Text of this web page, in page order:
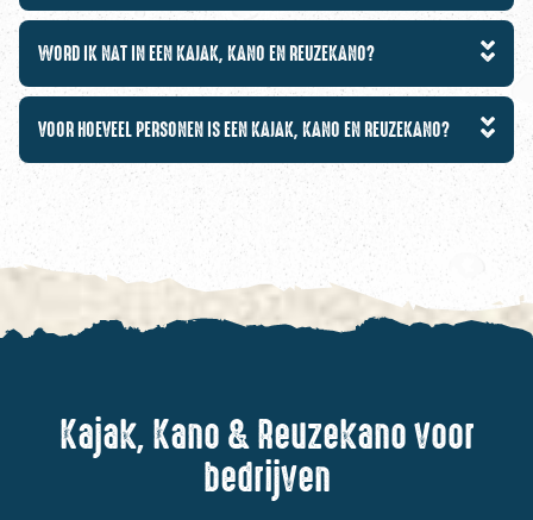
WORD IK NAT IN EEN KAJAK, KANO EN REUZEKANO?
VOOR HOEVEEL PERSONEN IS EEN KAJAK, KANO EN REUZEKANO?
Kajak, Kano & Reuzekano voor
bedrijven